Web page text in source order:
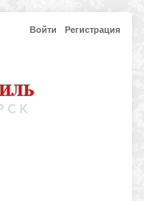
Войти Регистрация